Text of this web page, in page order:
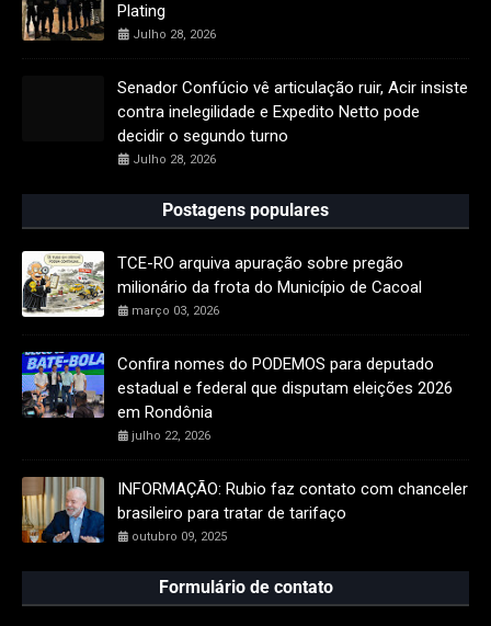
Plating
Julho 28, 2026
Senador Confúcio vê articulação ruir, Acir insiste
contra inelegilidade e Expedito Netto pode
decidir o segundo turno
Julho 28, 2026
Postagens populares
TCE-RO arquiva apuração sobre pregão
milionário da frota do Município de Cacoal
março 03, 2026
Confira nomes do PODEMOS para deputado
estadual e federal que disputam eleições 2026
em Rondônia
julho 22, 2026
INFORMAÇÃO: Rubio faz contato com chanceler
brasileiro para tratar de tarifaço
outubro 09, 2025
Formulário de contato